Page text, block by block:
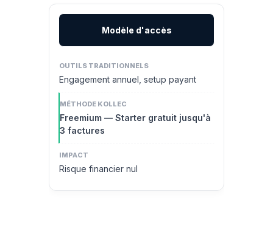
Modèle d'accès
Engagement annuel, setup payant
Freemium — Starter gratuit jusqu'à
3 factures
Risque financier nul